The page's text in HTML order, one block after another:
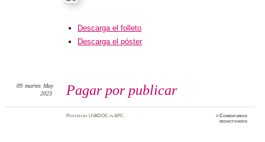
Descarga el folleto
Descarga el póster
Pagar por publicar
09 martes May
2023
PostedbyUVADOC inAPC ≈Comentarios
desactivadosen